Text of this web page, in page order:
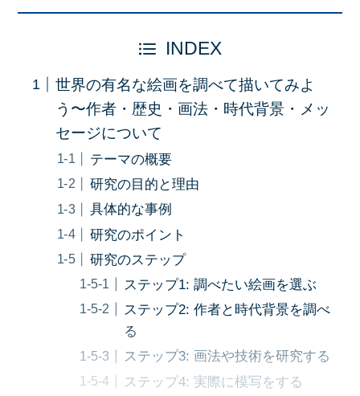
INDEX
世界の有名な絵画を調べて描いてみよ
う〜作者・歴史・画法・時代背景・メッ
セージについて
テーマの概要
研究の目的と理由
具体的な事例
研究のポイント
研究のステップ
ステップ1: 調べたい絵画を選ぶ
ステップ2: 作者と時代背景を調べ
る
ステップ3: 画法や技術を研究する
ステップ4: 実際に模写をする